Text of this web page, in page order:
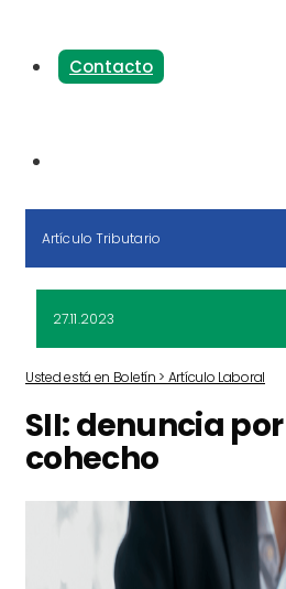
Contacto
Artículo Tributario
27.11.2023
Usted está en Boletín > Artículo Laboral
SII: denuncia
cohecho